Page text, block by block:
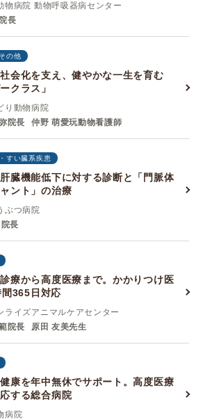
物病院 動物呼吸器病センター
長
の他
会化を支え、健やかな一生を育む
クラス」
り動物病院
院長
仲野 萌愛玩動物看護師
すい臓系疾患
臓機能低下に対する診断と「門脈体
ント」の治療
ぶつ病院
長
療から高度医療まで。かかりつけ医
365日対応
ライズアニマルケアセンター
院長
原田 友美先生
康を年中無休でサポート。高度医療
する総合病院
病院